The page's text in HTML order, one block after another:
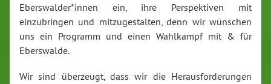
Eberswalder*innen ein, ihre Perspektiven mit
einzubringen und mitzugestalten, denn wir wünschen
uns ein Programm und einen Wahlkampf mit & für
Eberswalde.
Wir sind überzeugt, dass wir die Herausforderungen